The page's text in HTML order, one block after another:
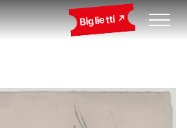
Biglietti